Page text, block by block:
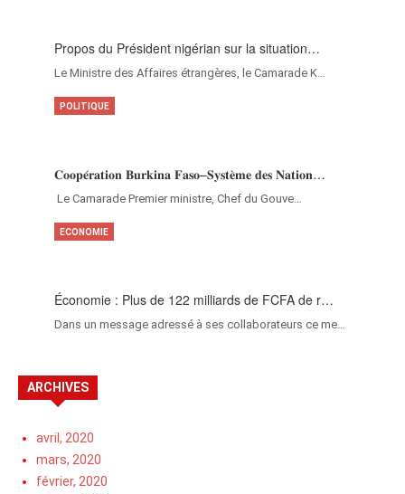
Propos du Président nigérian sur la situation…
Le Ministre des Affaires étrangères, le Camarade K…
𝐂𝐨𝐨𝐩𝐞́𝐫𝐚𝐭𝐢𝐨𝐧 𝐁𝐮𝐫𝐤𝐢𝐧𝐚 𝐅𝐚𝐬𝐨–𝐒𝐲𝐬𝐭𝐞̀𝐦𝐞 𝐝𝐞𝐬 𝐍𝐚𝐭𝐢𝐨𝐧…
‎Le Camarade Premier ministre, Chef du Gouve…
POLITIQUE
Économie : Plus de 122 milliards de FCFA de r…
Dans un message adressé à ses collaborateurs ce me…
ECONOMIE
ARCHIVES
avril, 2020
mars, 2020
février, 2020